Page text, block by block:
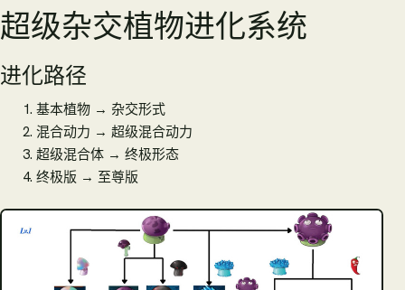
超级杂交植物进化系统
进化路径
基本植物 → 杂交形式
混合动力 → 超级混合动力
超级混合体 → 终极形态
终极版 → 至尊版